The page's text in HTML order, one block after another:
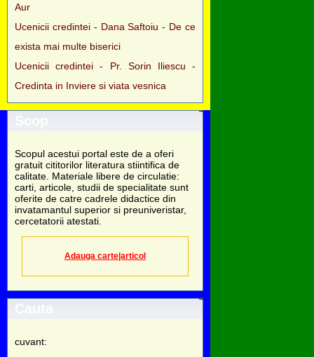
Aur
Ucenicii credintei - Dana Saftoiu - De ce
exista mai multe biserici
Ucenicii credintei - Pr. Sorin Iliescu -
Credinta in Inviere si viata vesnica
Scop
Scopul acestui portal este de a oferi
gratuit cititorilor literatura stiintifica de
calitate. Materiale libere de circulatie:
carti, articole, studii de specialitate sunt
oferite de catre cadrele didactice din
invatamantul superior si preuniveristar,
cercetatorii atestati.
Adauga carte|articol
Cauta
cuvant: